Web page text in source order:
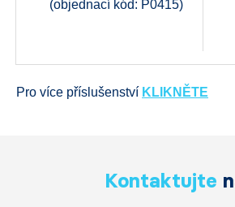
(objednací kód: P0415)
Pro více příslušenství KLIKNĚTE
Kontaktujte